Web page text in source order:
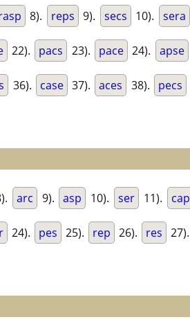
8). reps 9). secs 10). sera
22). pacs 23). pace 24). apse
36). case 37). aces 38). pecs
arc 9). asp 10). ser 11). cap
24). pes 25). rep 26). res 27).